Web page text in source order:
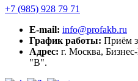
+7 (985) 928 79 71
E-mail: info@profakb.ru
График работы: Приём
Адрес: г. Москва,
"В".